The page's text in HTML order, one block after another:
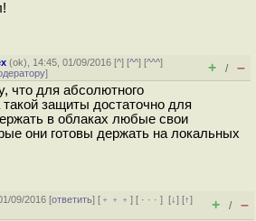
(ok), 14:45, 01/09/2016 [^] [^^] [^^^]
] + / –
что для абсолютного
защиты достаточно для
в облаках любые свои
они готовы держать на локальных
09/2016 [ответить] [ ﹢﹢﹢] [ · · ·][↓] [↑]
+ / –